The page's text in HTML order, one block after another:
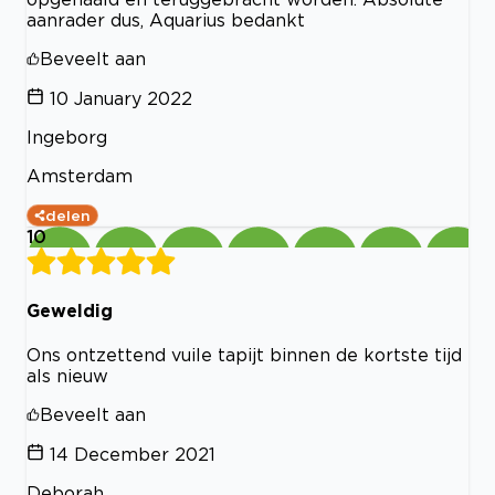
aanrader dus, Aquarius bedankt
Beveelt aan
10 January 2022
Ingeborg
Amsterdam
delen
10
Geweldig
Ons ontzettend vuile tapijt binnen de kortste tijd
als nieuw
Beveelt aan
14 December 2021